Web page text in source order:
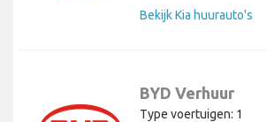
Bekijk Kia huurauto's
BYD Verhuur
Type voertuigen: 1